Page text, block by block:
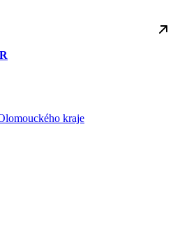
kraje